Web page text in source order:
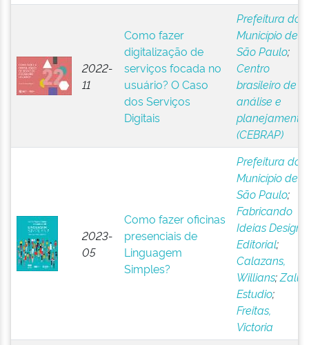
2022-
11
Como fazer
digitalização de
serviços focada no
usuário? O Caso
dos Serviços
Digitais
Prefeitura do
Município de
São Paulo;
Centro
brasileiro de
análise e
planejamento
(CEBRAP)
2023-
05
Como fazer oficinas
presenciais de
Linguagem
Simples?
Prefeitura do
Município de
São Paulo;
Fabricando
Ideias Design
Editorial;
Calazans,
Willians;Zalui
Estudio;
Freitas,
Victoria